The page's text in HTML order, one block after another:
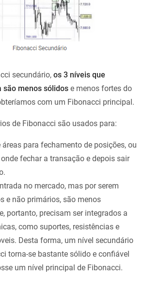
secundário, os 3 níveis que
são menos sólidos e menos fortes do
com um Fibonacci principal.
de Fibonacci são usados ​​para:
áreas para fechamento de posições, ou
fechar a transação e depois sair
no mercado, mas por serem
e não primários, são menos
portanto, precisam ser integrados a
como suportes, resistências e
Desta forma, um nível secundário
torna-se bastante sólido e confiável
um nível principal de Fibonacci.